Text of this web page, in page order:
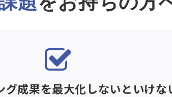
グ成果を最大化しないといけな